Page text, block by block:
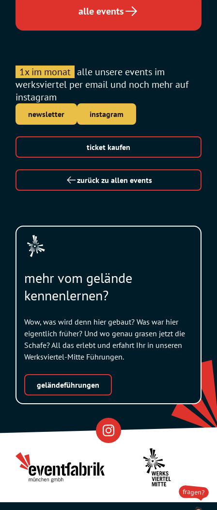
alle events
1x im monat alle unsere events im
werksviertel per email und noch mehr auf
instagram
newsletter instagram
ticket kaufen
zurück zu allen events
fragen?
Partner
mehr vom gelände
kennenlernen?
Wow, was wird denn hier gebaut? Was war hier
eigentlich früher? Und wo genau grasen jetzt die
Schafe? All das erlebt und erfahrt Ihr in unseren
Werksviertel-Mitte Führungen.
geländeführungen